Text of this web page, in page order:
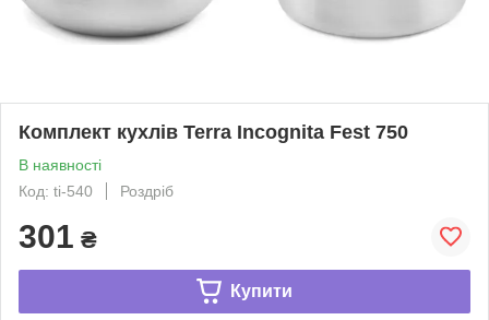
Комплект кухлів Terra Incognita Fest 750
В наявності
Код: ti-540
Роздріб
301 ₴
Купити